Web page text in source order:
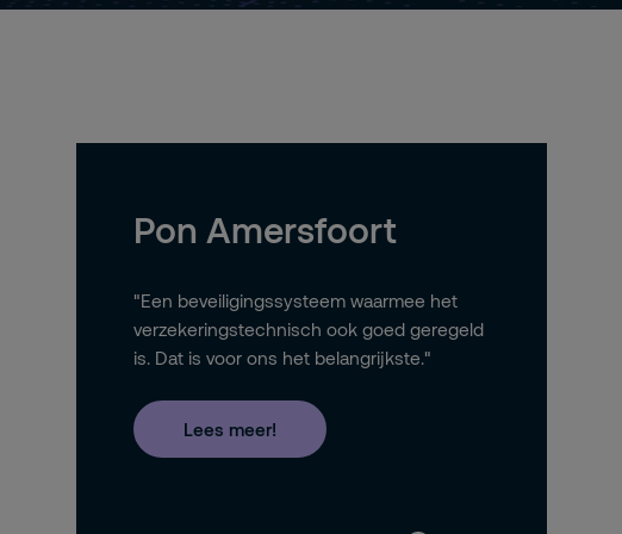
Pon Amersfoort
"Een beveiligingssysteem waarmee het
verzekeringstechnisch ook goed geregeld
is. Dat is voor ons het belangrijkste."
Lees meer!